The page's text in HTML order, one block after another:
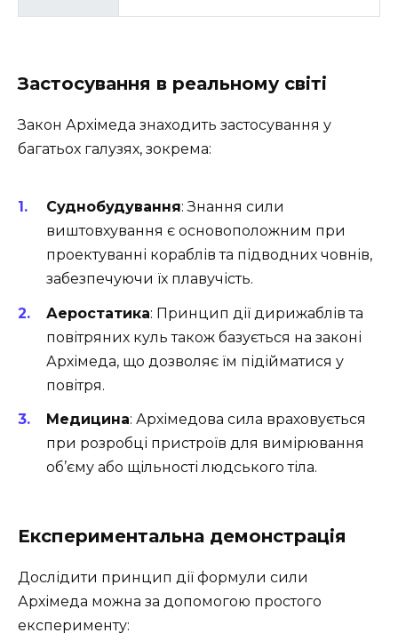
Застосування в реальному світі
Закон Архімеда знаходить застосування у
багатьох галузях, зокрема:
Суднобудування: Знання сили
виштовхування є основоположним при
проектуванні кораблів та підводних човнів,
забезпечуючи їх плавучість.
Аеростатика: Принцип дії дирижаблів та
повітряних куль також базується на законі
Архімеда, що дозволяє їм підійматися у
повітря.
Медицина: Архімедова сила враховується
при розробці пристроїв для вимірювання
об’єму або щільності людського тіла.
Експериментальна демонстрація
Дослідити принцип дії формули сили
Архімеда можна за допомогою простого
експерименту: